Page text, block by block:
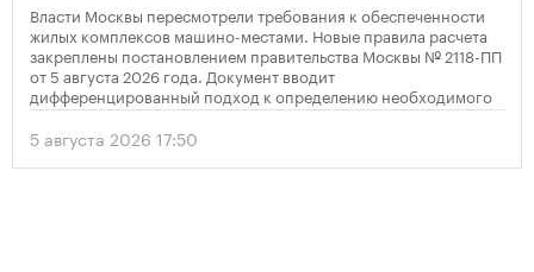
Власти Москвы пересмотрели требования к обеспеченности
жилых комплексов машино-местами. Новые правила расчета
закреплены постановлением правительства Москвы № 2118-ПП
от 5 августа 2026 года. Документ вводит
дифференцированный подход к определению необходимого
количества парковок в зависимости от площади квартир и
устанавливает переходный период для уже согласованных
проектов.
5 августа 2026 17:50